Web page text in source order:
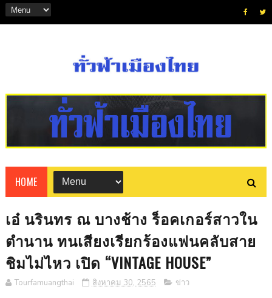
HOME
เอ๋ นรินทร ณ บางช้าง ร็อคเกอร์สาวใน
ตำนาน ทนเสียงเรียกร้องแฟนคลับสาย
ชิมไม่ไหว เปิด “VINTAGE HOUSE”
Tourfamuangthai สิงหาคม 30, 2565 ข่าว